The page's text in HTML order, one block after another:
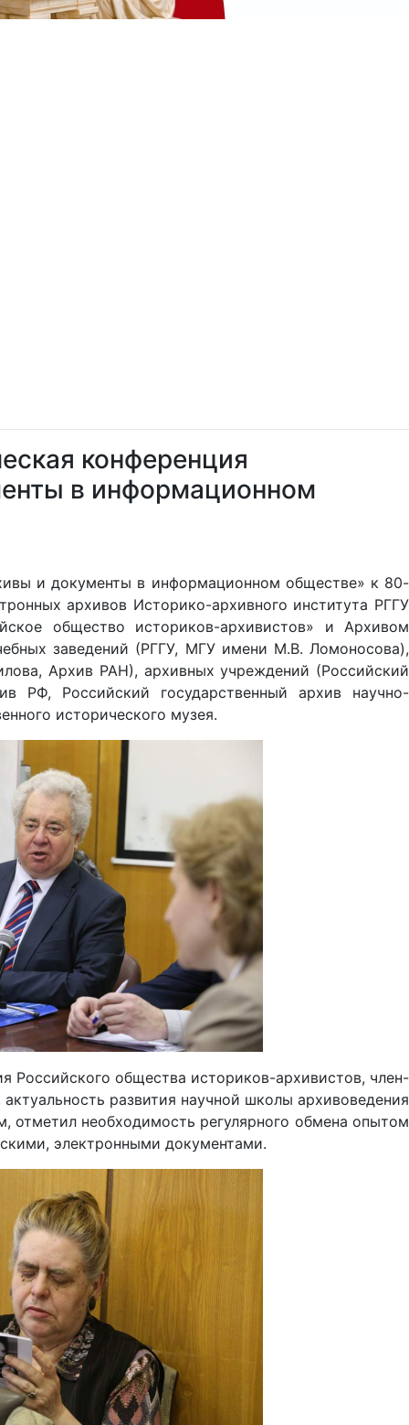
конференция
в информационном
и документы в информационном обществе» к 80-
архивов Историко-архивного института РГГУ
общество историков-архивистов» и Архивом
заведений (РГГУ, МГУ имени М.В. Ломоносова),
Архив РАН), архивных учреждений (Российский
РФ, Российский государственный архив научно-
исторического музея.
Российского общества историков-архивистов, член-
развития научной школы архивоведения
необходимость регулярного обмена опытом
электронными документами.